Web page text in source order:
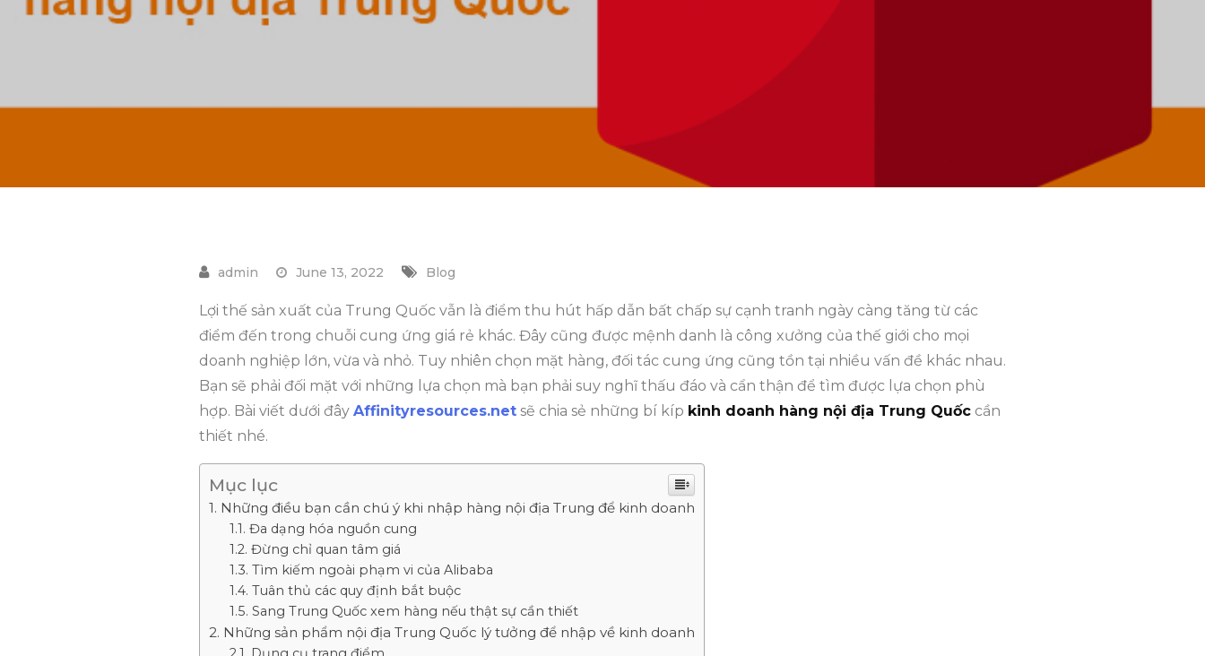
June 13, 2022 Blog
Lợi thế sản xuất của Trung Quốc vẫn là điểm thu hút hấp dẫn bất chấp sự cạnh tranh ngày càng tăng từ các
điểm đến trong chuỗi cung ứng giá rẻ khác. Đây cũng được mệnh danh là công xưởng của thế giới cho mọi
doanh nghiệp lớn, vừa và nhỏ. Tuy nhiên chọn mặt hàng, đối tác cung ứng cũng tồn tại nhiều vấn đề khác nhau.
Bạn sẽ phải đối mặt với những lựa chọn mà bạn phải suy nghĩ thấu đáo và cẩn thận để tìm được lựa chọn phù
hợp. Bài viết dưới đây Affinityresources.net sẽ chia sẻ những bí kíp kinh doanh hàng nội địa Trung Quốc cần
thiết nhé.
Mục lục
Những điều bạn cần chú ý khi nhập hàng nội địa Trung để kinh doanh
Đa dạng hóa nguồn cung
Đừng chỉ quan tâm giá
Tìm kiếm ngoài phạm vi của Alibaba
Tuân thủ các quy định bắt buộc
Sang Trung Quốc xem hàng nếu thật sự cần thiết
Những sản phẩm nội địa Trung Quốc lý tưởng để nhập về kinh doanh